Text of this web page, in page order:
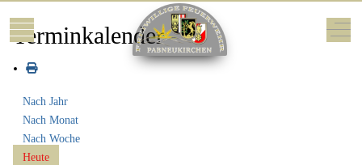
Mobile Menu Toggle Off-
Terminkalender
Nach Jahr
Nach Monat
Nach Woche
Heute